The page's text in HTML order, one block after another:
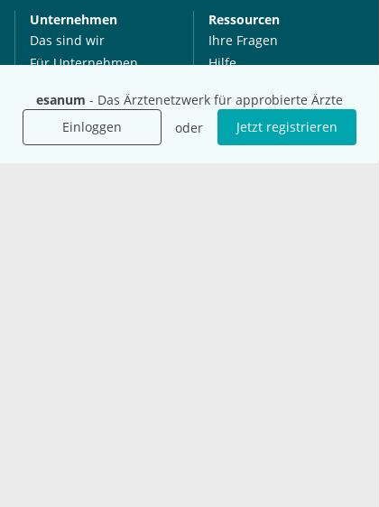
esanum - Das Ärztenetzwerk für approbierte Ärzte
Einloggen
oder Jetzt registrieren
Unternehmen
Das sind wir
Für Unternehmen
Mediadaten
Presse
Ressourcen
Ihre Fragen
Hilfe